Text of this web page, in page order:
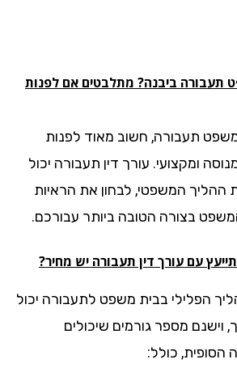
ביבנה? מתלבטים אם לפנות
תעבורה, חשוב מאוד לפנות
עורך דין תעבורה יכול
המשפטי, לבחון את הראיות
הטובה ביותר עבורכם.
עורך דין תעבורה יש מחיר?
בבית משפט לתעבורה יכול
מספר גורמים שיכולים
כולל: